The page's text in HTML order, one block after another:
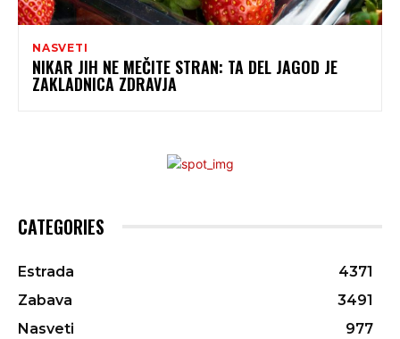
NASVETI
NIKAR JIH NE MEČITE STRAN: TA DEL JAGOD JE
ZAKLADNICA ZDRAVJA
CATEGORIES
Estrada
4371
Zabava
3491
Nasveti
977